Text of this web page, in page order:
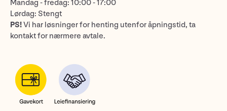
Mandag - fredag: 10:00 - 17:00
Lørdag: Stengt
PS!Vi har løsninger for henting utenfor åpningstid, ta
kontakt for nærmere avtale.